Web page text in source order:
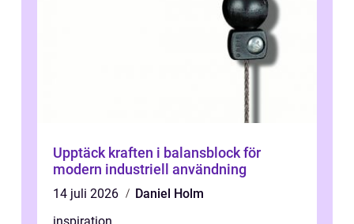
Upptäck kraften i balansblock för
modern industriell användning
14 juli 2026
Daniel Holm